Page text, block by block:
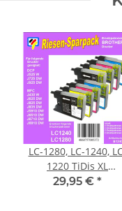
LC-1280, LC-1240,
1220 TiDis XL
Riesensparpack je 2
29,95 € *